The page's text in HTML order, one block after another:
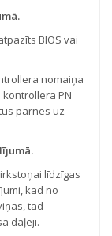
BIOS vai
nomaiņa
PN
pārnes uz
līdzīgas
kad no
tad
daļēji.